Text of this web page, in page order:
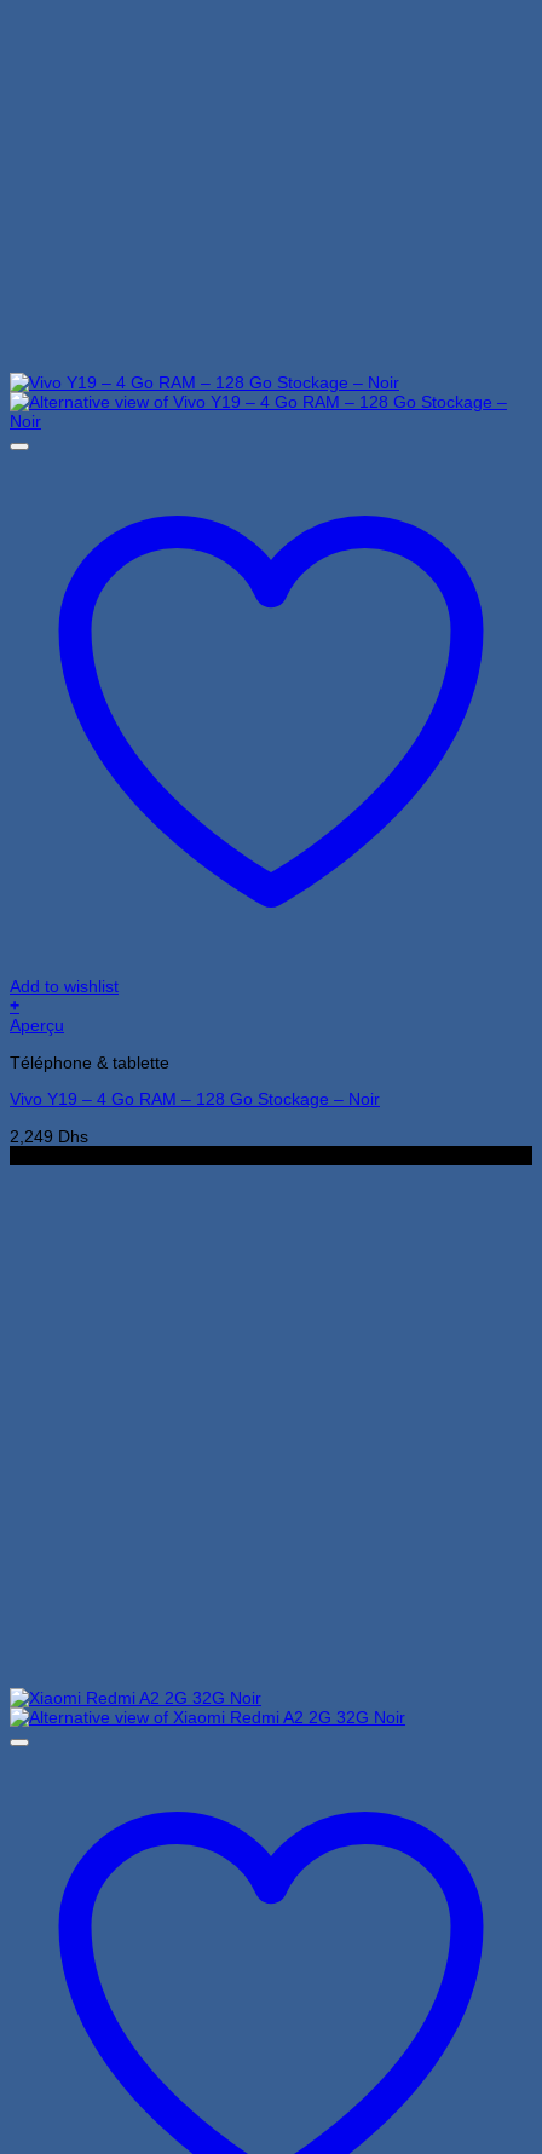
Add to wishlist
+
Aperçu
Téléphone & tablette
Vivo Y19 – 4 Go RAM – 128 Go Stockage – Noir
2,249 Dhs